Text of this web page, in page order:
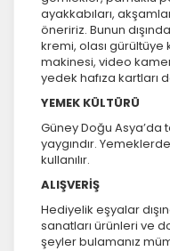
ayakkabıları,
öneririz. Bunun
kremi, olası gürültüye
makinesi, video
yedek hafıza kartları
YEMEK KÜLTÜRÜ
Güney Doğu
yaygındır.
kullanılır.
ALIŞVERİŞ
Hediyelik eşyalar
sanatları ürünleri ve
şeyler bulamanız